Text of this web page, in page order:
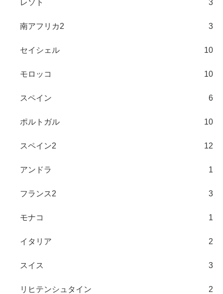
レソト 3
南アフリカ2 3
セイシェル 10
モロッコ 10
スペイン 6
ポルトガル 10
スペイン2 12
アンドラ 1
フランス2 3
モナコ 1
イタリア 2
スイス 3
リヒテンシュタイン 2